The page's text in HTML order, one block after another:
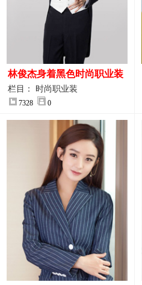
林俊杰身着黑色时尚职业装
制服图片
栏目： 时尚职业装
7328 0